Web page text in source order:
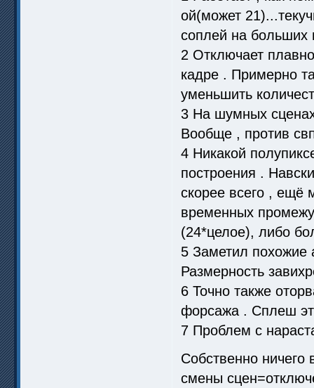
ой(может
соплей на больших
2 Отключает
кадре . Примерно
уменьшить
3 На шумных
Вообще , против
4 Никакой
построения .
скорее всего , ещё
временных
(24*целое), либо
5 Заметил похожие
Размерность
6 Точно также
форсажа . Сплеш
7 Проблем с
Собственно ничего
смены